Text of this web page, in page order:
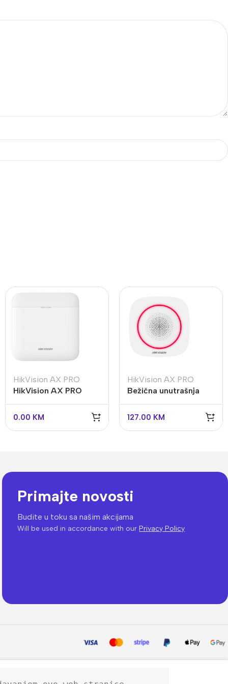
HikVision AX PRO
HikVision AX PRO
Bežični repetitor DS-
PR1-WE
0.00 KM
HikVision AX PRO
Bežična unutrašnja
sirena HikVision AX
PRO DS-PS1-I-WE
127.00 KM
Primajte novosti
Budite u toku sa našim akcijama
Will be used in accordance with ourPrivacy Policy